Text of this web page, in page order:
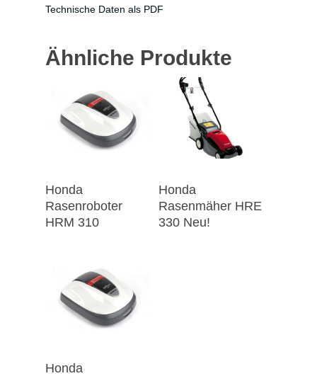
Technische Daten als PDF
Ähnliche Produkte
Honda
Rasenroboter
HRM 310
Honda
Rasenmäher HRE
330 Neu!
Honda